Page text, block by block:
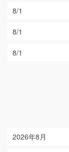
8/1
8/1
8/1
2026年8月